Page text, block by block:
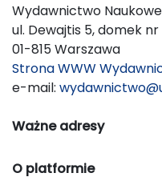
Wydawnictwo Naukowe
ul. Dewajtis 5, domek nr
01-815 Warszawa
Strona WWW
e-mail:
Ważne adresy
O platformie